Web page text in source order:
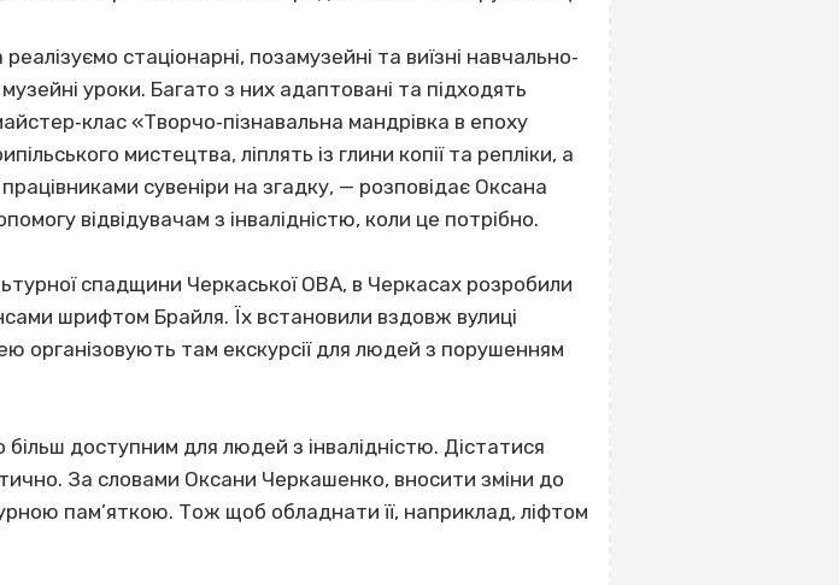
стаціонарні, позамузейні та виїзні навчально‐
уроки. Багато з них адаптовані та підходять
«Творчо‐пізнавальна мандрівка в епоху
мистецтва, ліплять із глини копії та репліки, а
сувеніри на згадку, — розповідає Оксана
відвідувачам з інвалідністю, коли це потрібно.
спадщини Черкаської ОВА, в Черкасах розробили
шрифтом Брайля. Їх встановили вздовж вулиці
організовують там екскурсії для людей з порушенням
доступним для людей з інвалідністю. Дістатися
За словами Оксани Черкашенко, вносити зміни до
пам’яткою. Тож щоб обладнати її, наприклад, ліфтом